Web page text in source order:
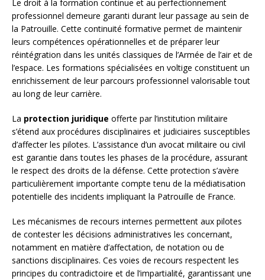
Le droit à la formation continue et au perfectionnement
professionnel demeure garanti durant leur passage au sein de
la Patrouille. Cette continuité formative permet de maintenir
leurs compétences opérationnelles et de préparer leur
réintégration dans les unités classiques de l’Armée de l’air et de
l’espace. Les formations spécialisées en voltige constituent un
enrichissement de leur parcours professionnel valorisable tout
au long de leur carrière.
La protection juridique offerte par l’institution militaire
s’étend aux procédures disciplinaires et judiciaires susceptibles
d’affecter les pilotes. L’assistance d’un avocat militaire ou civil
est garantie dans toutes les phases de la procédure, assurant
le respect des droits de la défense. Cette protection s’avère
particulièrement importante compte tenu de la médiatisation
potentielle des incidents impliquant la Patrouille de France.
Les mécanismes de recours internes permettent aux pilotes
de contester les décisions administratives les concernant,
notamment en matière d’affectation, de notation ou de
sanctions disciplinaires. Ces voies de recours respectent les
principes du contradictoire et de l’impartialité, garantissant une